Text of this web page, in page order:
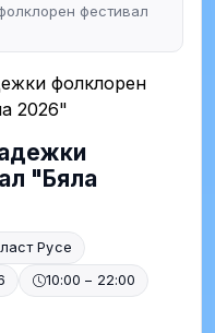
фестивал
"Бяла
Русе
10:00 – 22:00